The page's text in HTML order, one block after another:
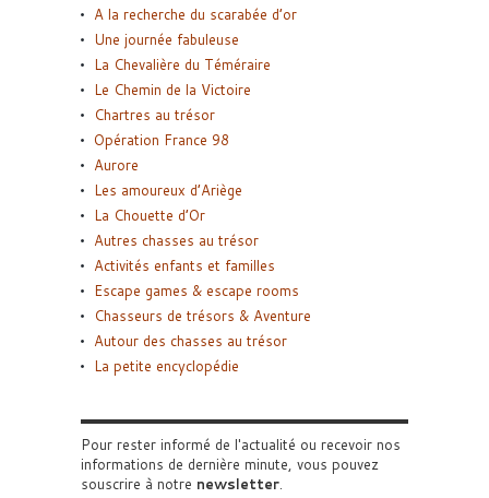
A la recherche du scarabée d’or
Une journée fabuleuse
La Chevalière du Téméraire
Le Chemin de la Victoire
Chartres au trésor
Opération France 98
Aurore
Les amoureux d’Ariège
La Chouette d’Or
Autres chasses au trésor
Activités enfants et familles
Escape games & escape rooms
Chasseurs de trésors & Aventure
Autour des chasses au trésor
La petite encyclopédie
Pour rester informé de l'actualité ou recevoir nos
informations de dernière minute, vous pouvez
souscrire à notre newsletter.